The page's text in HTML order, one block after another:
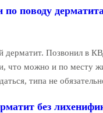
поводу
дерматит. Позвонил в
что можно и по месту
типа не
без